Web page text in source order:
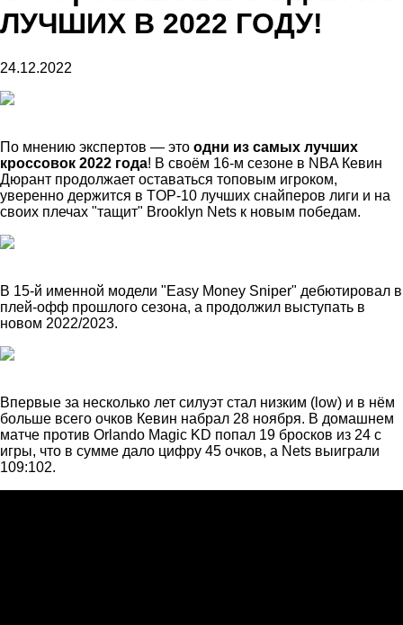
ЛУЧШИХ В 2022 ГОДУ!
24.12.2022
По мнению экспертов — это одни из самых лучших
кроссовок 2022 года! В своём 16-м сезоне в NBA Кевин
Дюрант продолжает оставаться топовым игроком,
уверенно держится в TOP-10 лучших снайперов лиги и на
своих плечах "тащит" Brooklyn Nets к новым победам.
В 15-й именной модели "Easy Money Sniper" дебютировал в
плей-офф прошлого сезона, а продолжил выступать в
новом 2022/2023.
Впервые за несколько лет силуэт стал низким (low) и в нём
больше всего очков Кевин набрал 28 ноября. В домашнем
матче против Orlando Magic KD попал 19 бросков из 24 с
игры, что в сумме дало цифру 45 очков, а Nets выиграли
109:102.